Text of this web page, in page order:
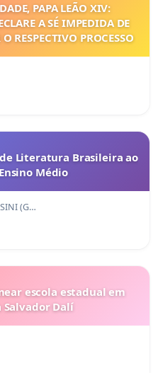
PAPA LEÃO XIV:
A SÉ IMPEDIDA DE
RESPECTIVO PROCESSO
Literatura Brasileira ao
Médio
(G…
escola estadual em
Dalí